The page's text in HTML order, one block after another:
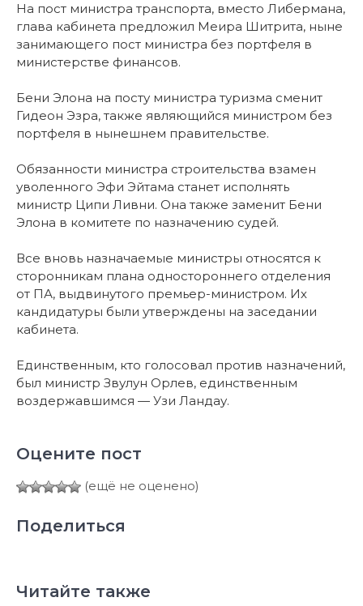
На пост министра транспорта, вместо Либермана,
глава кабинета предложил Меира Шитрита, ныне
занимающего пост министра без портфеля в
министерстве финансов.
Бени Элона на посту министра туризма сменит
Гидеон Эзра, также являющийся министром без
портфеля в нынешнем правительстве.
Обязанности министра строительства взамен
уволенного Эфи Эйтама станет исполнять
министр Ципи Ливни. Она также заменит Бени
Элона в комитете по назначению судей.
Все вновь назначаемые министры относятся к
сторонникам плана одностороннего отделения
от ПА, выдвинутого премьер-министром. Их
кандидатуры были утверждены на заседании
кабинета.
Единственным, кто голосовал против назначений,
был министр Звулун Орлев, единственным
воздержавшимся — Узи Ландау.
Оцените пост
(ещё не оценено)
Поделиться
Читайте также